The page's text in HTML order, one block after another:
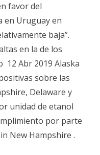
favor del
en Uruguay en
baja”.
en la de los
12 Abr 2019 Alaska
sobre las
Delaware y
unidad de etanol
por parte
New Hampshire .